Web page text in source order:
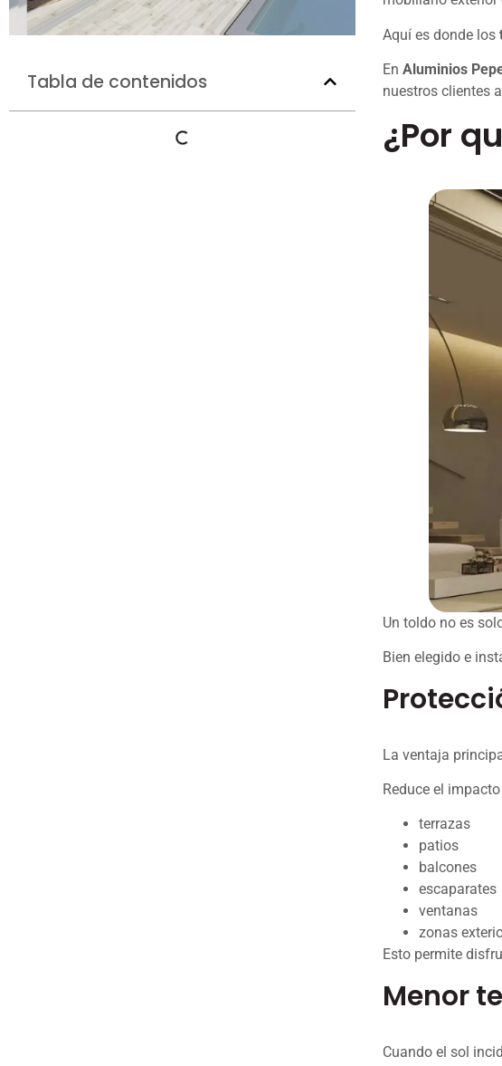
Tabla de contenidos
Aquí es donde los
EnAluminios
nuestros clientes
¿Por
Un toldo no es
Bien elegido e
La ventaja
Reduce el
terrazas
patios
balcones
escaparates
ventanas
zonas
Esto permite
Menor
Cuando el sol